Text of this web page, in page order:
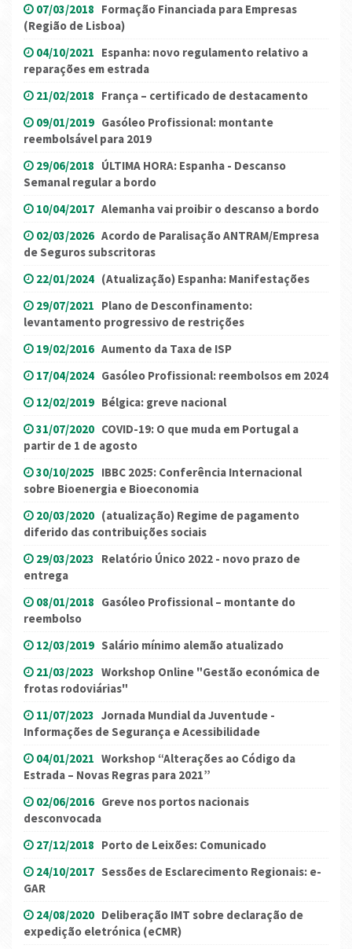
07/03/2018 Formação Financiada para Empresas
(Região de Lisboa)
04/10/2021 Espanha: novo regulamento relativo a
reparações em estrada
21/02/2018 França – certificado de destacamento
09/01/2019 Gasóleo Profissional: montante
reembolsável para 2019
29/06/2018 ÚLTIMA HORA: Espanha - Descanso
Semanal regular a bordo
10/04/2017 Alemanha vai proibir o descanso a bordo
02/03/2026 Acordo de Paralisação ANTRAM/Empresa
de Seguros subscritoras
22/01/2024 (Atualização) Espanha: Manifestações
29/07/2021 Plano de Desconfinamento:
levantamento progressivo de restrições
19/02/2016 Aumento da Taxa de ISP
17/04/2024 Gasóleo Profissional: reembolsos em 2024
12/02/2019 Bélgica: greve nacional
31/07/2020 COVID-19: O que muda em Portugal a
partir de 1 de agosto
30/10/2025 IBBC 2025: Conferência Internacional
sobre Bioenergia e Bioeconomia
20/03/2020 (atualização) Regime de pagamento
diferido das contribuições sociais
29/03/2023 Relatório Único 2022 - novo prazo de
entrega
08/01/2018 Gasóleo Profissional – montante do
reembolso
12/03/2019 Salário mínimo alemão atualizado
21/03/2023 Workshop Online "Gestão económica de
frotas rodoviárias"
11/07/2023 Jornada Mundial da Juventude -
Informações de Segurança e Acessibilidade
04/01/2021 Workshop “Alterações ao Código da
Estrada – Novas Regras para 2021”
02/06/2016 Greve nos portos nacionais
desconvocada
27/12/2018 Porto de Leixões: Comunicado
24/10/2017 Sessões de Esclarecimento Regionais: e-
GAR
24/08/2020 Deliberação IMT sobre declaração de
expedição eletrónica (eCMR)